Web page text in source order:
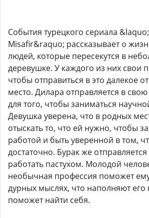
События турецкого сериала
Misafir&raquo; рассказывает о
людей, которые пересекутся в
деревушке. У каждого из них свои
чтобы отправиться в это далекое
место. Дилара отправляется в
для того, чтобы заниматься
Девушка уверена, что в родных
отыскать то, что ей нужно, чтобы
работой и быть уверенной в том,
достаточно. Бурак же
работать пастухом. Молодой
необычная профессия поможет
дурных мыслях, что наполняют его
поможет найти себя.